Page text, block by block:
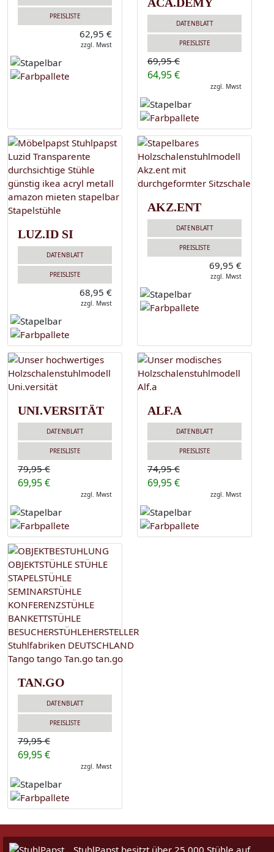
PREISLISTE
62,95 €
zzgl. Mwst
DATENBLATT
PREISLISTE
69,95 €
64,95 €
zzgl. Mwst
LUZ.ID SI
DATENBLATT
PREISLISTE
68,95 €
zzgl. Mwst
AKZ.ENT
DATENBLATT
PREISLISTE
69,95 €
zzgl. Mwst
UNI.VERSITÄT
DATENBLATT
PREISLISTE
79,95 €
69,95 €
zzgl. Mwst
ALF.A
DATENBLATT
PREISLISTE
74,95 €
69,95 €
zzgl. Mwst
TAN.GO
DATENBLATT
PREISLISTE
79,95 €
69,95 €
zzgl. Mwst
StuhlPapst besitzt über 25.000 Stühle auf